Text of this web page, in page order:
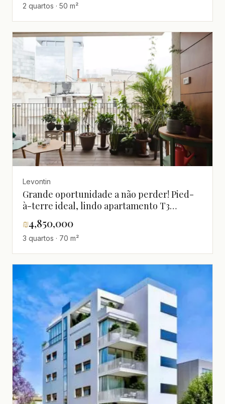
2 quartos · 50 m²
Levontin
Grande oportunidade a não perder! Pied-
à-terre ideal, lindo apartamento T3
totalmente renovado para venda no
coração da cidade, Levontin, Tel Aviv
₪4,850,000
3 quartos · 70 m²